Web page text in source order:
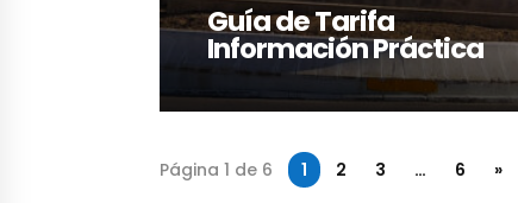
Guía de Tarifa
Información Práctica
Página 1 de 6 1 2 3 … 6 »